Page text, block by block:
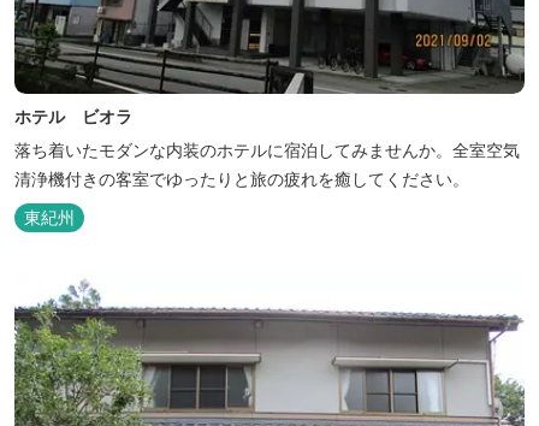
ホテル ビオラ
落ち着いたモダンな内装のホテルに宿泊してみませんか。全室空気
清浄機付きの客室でゆったりと旅の疲れを癒してください。
東紀州